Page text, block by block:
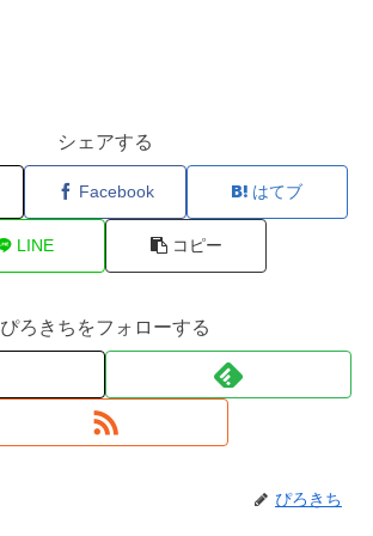
シェアする
Facebook はてブ
LINE コピー
ぴろきちをフォローする
ぴろきち